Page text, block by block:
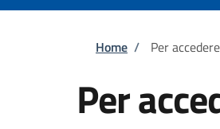
Briciole
Home / Per
Per